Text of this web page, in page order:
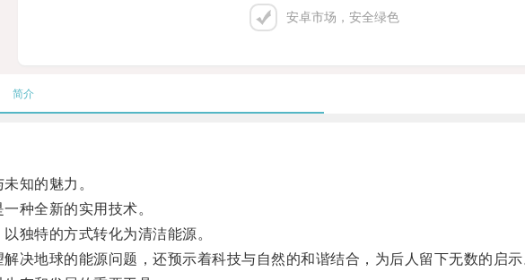
安卓市场，安全绿色
简介
知的魅力。
种全新的实用技术。
特的方式转化为清洁能源。
地球的能源问题，还预示着科技与自然的和谐结合，为后人留下无数的启示